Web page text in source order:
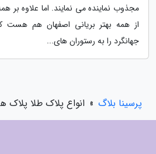
مجذوب نماینده می نمایند. اما علاوه بر
از همه بهتر بریانی اصفهان هم هست
جهانگرد را به رستوران های...
پرسینا بلاگ » انواع پلاک طلا پلاک